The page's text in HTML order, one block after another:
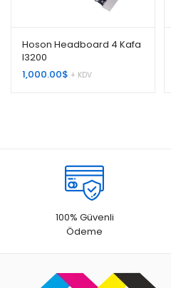
Hoson Headboard 4 Kafa
I3200
1,000.00$ + KDV
100% Güvenli
Ödeme